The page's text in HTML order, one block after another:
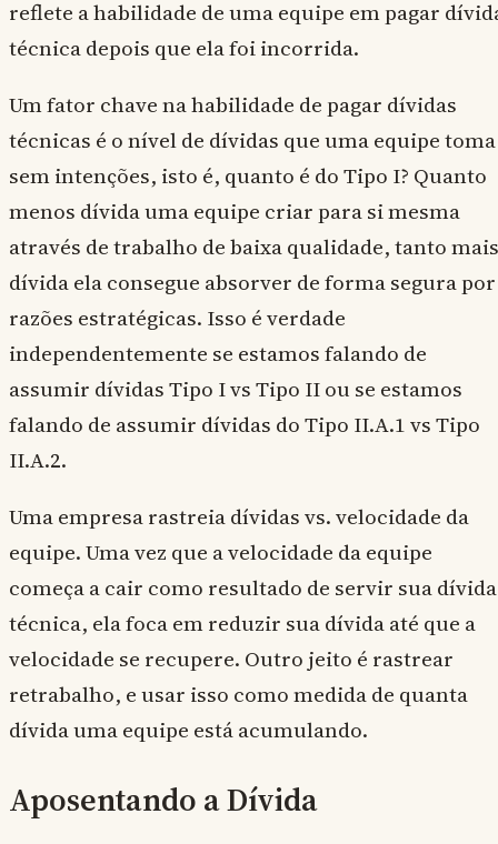
reflete a habilidade de uma equipe em pagar
técnica depois que ela foi incorrida.
Um fator chave na habilidade de pagar dívidas
técnicas é o nível de dívidas que uma equipe toma
sem intenções, isto é, quanto é do Tipo I? Quanto
menos dívida uma equipe criar para si mesma
através de trabalho de baixa qualidade, tanto mais
dívida ela consegue absorver de forma segura por
razões estratégicas. Isso é verdade
independentemente se estamos falando de
assumir dívidas Tipo I vs Tipo II ou se estamos
falando de assumir dívidas do Tipo II.A.1 vs Tipo
II.A.2.
Uma empresa rastreia dívidas vs. velocidade da
equipe. Uma vez que a velocidade da equipe
começa a cair como resultado de servir sua dívida
técnica, ela foca em reduzir sua dívida até que a
velocidade se recupere. Outro jeito é rastrear
retrabalho, e usar isso como medida de quanta
dívida uma equipe está acumulando.
Aposentando a Dívida